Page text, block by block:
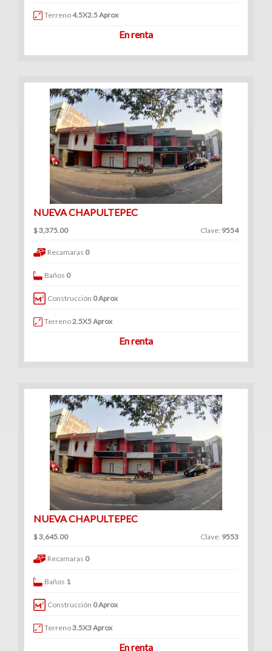
Terreno4.5X2.5 Aprox
En renta
NUEVA CHAPULTEPEC
$ 3,375.00 Clave: 9554
Recamaras 0
Baños 0
Construcción 0 Aprox
Terreno2.5X5 Aprox
En renta
NUEVA CHAPULTEPEC
$ 3,645.00 Clave: 9553
Recamaras 0
Baños 1
Construcción 0 Aprox
Terreno3.5X3 Aprox
En renta